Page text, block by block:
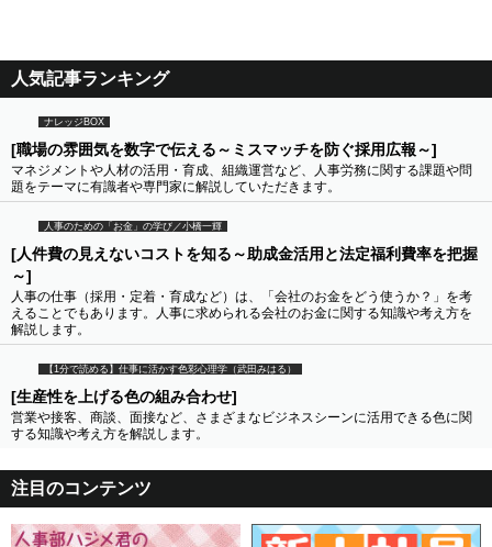
人気記事ランキング
ナレッジBOX
[職場の雰囲気を数字で伝える～ミスマッチを防ぐ採用広報～]
マネジメントや人材の活用・育成、組織運営など、人事労務に関する課題や問
題をテーマに有識者や専門家に解説していただきます。
人事のための「お金」の学び／小橋一輝
[人件費の見えないコストを知る～助成金活用と法定福利費率を把握
～]
人事の仕事（採用・定着・育成など）は、「会社のお金をどう使うか？」を考
えることでもあります。人事に求められる会社のお金に関する知識や考え方を
解説します。
【1分で読める】仕事に活かす色彩心理学（武田みはる）
[生産性を上げる色の組み合わせ]
営業や接客、商談、面接など、さまざまなビジネスシーンに活用できる色に関
する知識や考え方を解説します。
注目のコンテンツ